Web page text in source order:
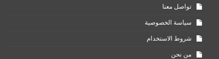
تواصل معنا
سياسة الخصوصية
شروط الاستخدام
من نحن